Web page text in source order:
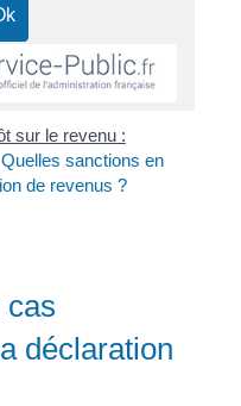
sur le revenu :
Quelles sanctions en
de revenus ?
cas
déclaration